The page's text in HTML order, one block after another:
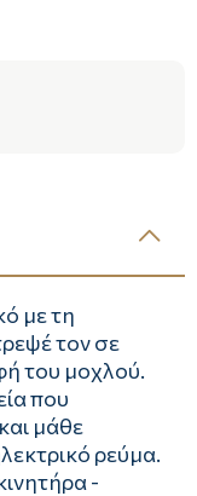
με τη
τον σε
του μοχλού.
που
μάθε
ρεύμα.
-